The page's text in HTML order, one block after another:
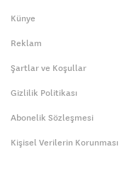
Künye
Reklam
Şartlar ve Koşullar
Gizlilik Politikası
Abonelik Sözleşmesi
Kişisel Verilerin Korunması